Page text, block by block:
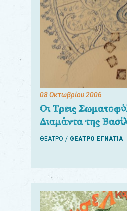
08 Οκτωβρίου 2006
Οι Τρεις
Διαμάντα της
ΘΕΑΤΡΟ ΘΕΑΤΡΟ ΕΓΝΑΤΙΑ